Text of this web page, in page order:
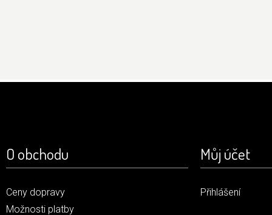
O obchodu
Ceny dopravy
Možnosti platby
Můj účet
Přihlášení